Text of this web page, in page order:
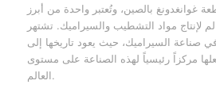
غوانغدونغ بالصين، وتُعتبر واحدة من أبرز
لإنتاج مواد التشطيب والسيراميك. تشتهر
في صناعة السيراميك، حيث يعود تاريخها إلى
مما جعلها مركزاً رئيسياً لهذه الصناعة على مستوى
العالم.